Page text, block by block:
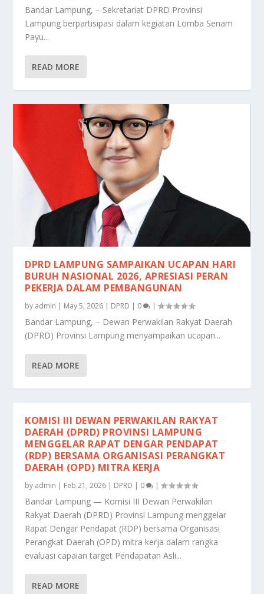
Bandar Lampung, – Sekretariat DPRD Provinsi
Lampung berpartisipasi dalam kegiatan Lomba Senam
Payu...
READ MORE
DPRD LAMPUNG SAMPAIKAN UCAPAN HARI
BURUH NASIONAL 2026, APRESIASI PERAN
PEKERJA DALAM PEMBANGUNAN
by admin | May 5, 2026 | DPRD | 0 |
Bandar Lampung, – Dewan Perwakilan Rakyat Daerah
(DPRD) Provinsi Lampung menyampaikan ucapan...
READ MORE
KOMISI III DEWAN PERWAKILAN RAKYAT
DAERAH (DPRD) PROVINSI LAMPUNG
MENGGELAR RAPAT DENGAR PENDAPAT
(RDP) BERSAMA ORGANISASI PERANGKAT
DAERAH (OPD) MITRA KERJA
by admin | Feb 21, 2026 | DPRD | 0 |
Bandar Lampung — Komisi III Dewan Perwakilan
Rakyat Daerah (DPRD) Provinsi Lampung menggelar
Rapat Dengar Pendapat (RDP) bersama Organisasi
Perangkat Daerah (OPD) mitra kerja dalam rangka
evaluasi capaian target Pendapatan Asli...
READ MORE